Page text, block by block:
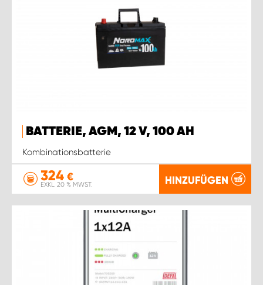
BATTERIE, AGM, 12 V, 100 AH
Kombinationsbatterie
324 €
EXKL. 20 % MWST. HINZUFÜGEN